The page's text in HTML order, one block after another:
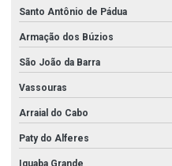
Santo Antônio de Pádua
Armação dos Búzios
São João da Barra
Vassouras
Arraial do Cabo
Paty do Alferes
Iguaba Grande